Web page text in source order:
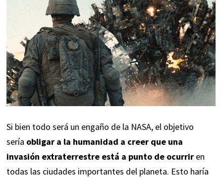
Si bien todo será un engaño de la NASA, el objetivo
sería obligar a la humanidad a creer que una
invasión extraterrestre está a punto de ocurriren
todas las ciudades importantes del planeta. Esto haría